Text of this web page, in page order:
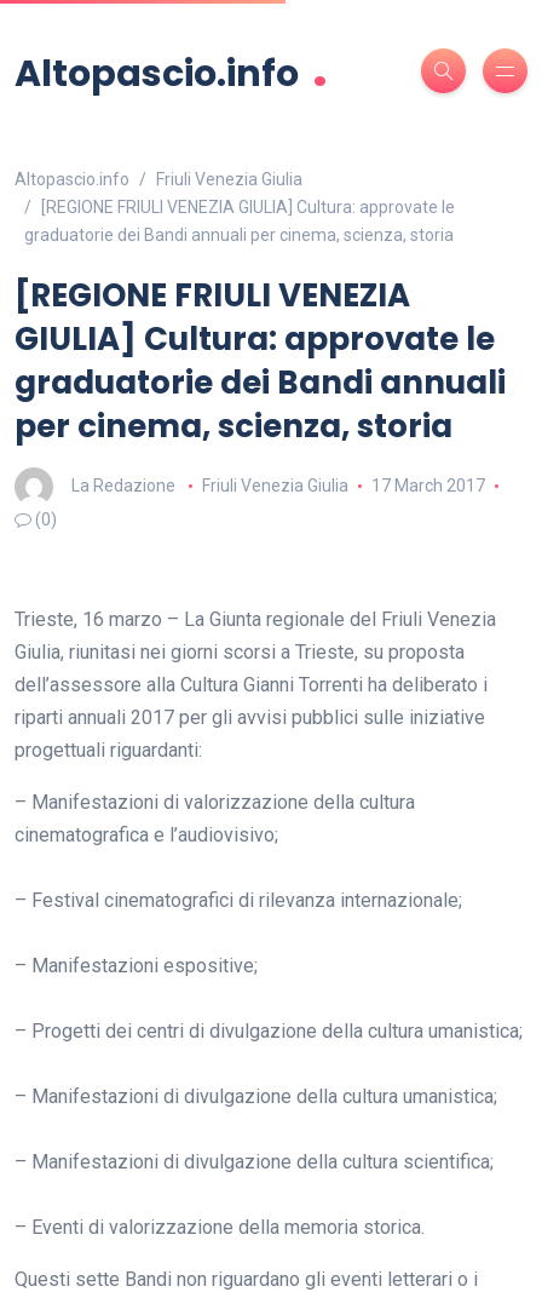
Altopascio.info .
Altopascio.info
Friuli Venezia Giulia
[REGIONE FRIULI VENEZIA GIULIA] Cultura: approvate le
graduatorie dei Bandi annuali per cinema, scienza, storia
[REGIONE FRIULI VENEZIA
GIULIA] Cultura: approvate le
graduatorie dei Bandi annuali
per cinema, scienza, storia
La Redazione Friuli Venezia Giulia
17 March 2017
(0)
Trieste, 16 marzo – La Giunta regionale del Friuli Venezia
Giulia, riunitasi nei giorni scorsi a Trieste, su proposta
dell’assessore alla Cultura Gianni Torrenti ha deliberato i
riparti annuali 2017 per gli avvisi pubblici sulle iniziative
progettuali riguardanti:
– Manifestazioni di valorizzazione della cultura
cinematografica e l’audiovisivo;
– Festival cinematografici di rilevanza internazionale;
– Manifestazioni espositive;
– Progetti dei centri di divulgazione della cultura umanistica;
– Manifestazioni di divulgazione della cultura umanistica;
– Manifestazioni di divulgazione della cultura scientifica;
– Eventi di valorizzazione della memoria storica.
Questi sette Bandi non riguardano gli eventi letterari o i